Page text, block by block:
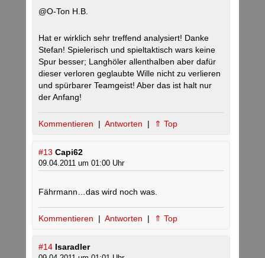
@O-Ton H.B.
Hat er wirklich sehr treffend analysiert! Danke
Stefan! Spielerisch und spieltaktisch wars keine
Spur besser; Langhöler allenthalben aber dafür
dieser verloren geglaubte Wille nicht zu verlieren
und spürbarer Teamgeist! Aber das ist halt nur
der Anfang!
Kommentieren | Antworten | ⇑ Top
#13 Capi62
09.04.2011 um 01:00 Uhr
Fährmann…das wird noch was.
Kommentieren | Antworten | ⇑ Top
#14 Isaradler